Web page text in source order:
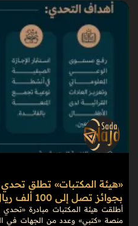
بجوائز تصل إلى 100 ألف ريال
منصة «كتبي» وعدد من الجهات في